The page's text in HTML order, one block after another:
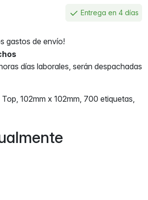
Entrega en 4 días
gastos de envío!
días laborales, serán despachadas
102mm x 102mm, 700 etiquetas,